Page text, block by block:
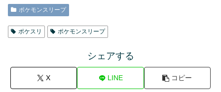
ポケモンスリープ
ポケスリ ポケモンスリープ
シェアする
X LINE コピー